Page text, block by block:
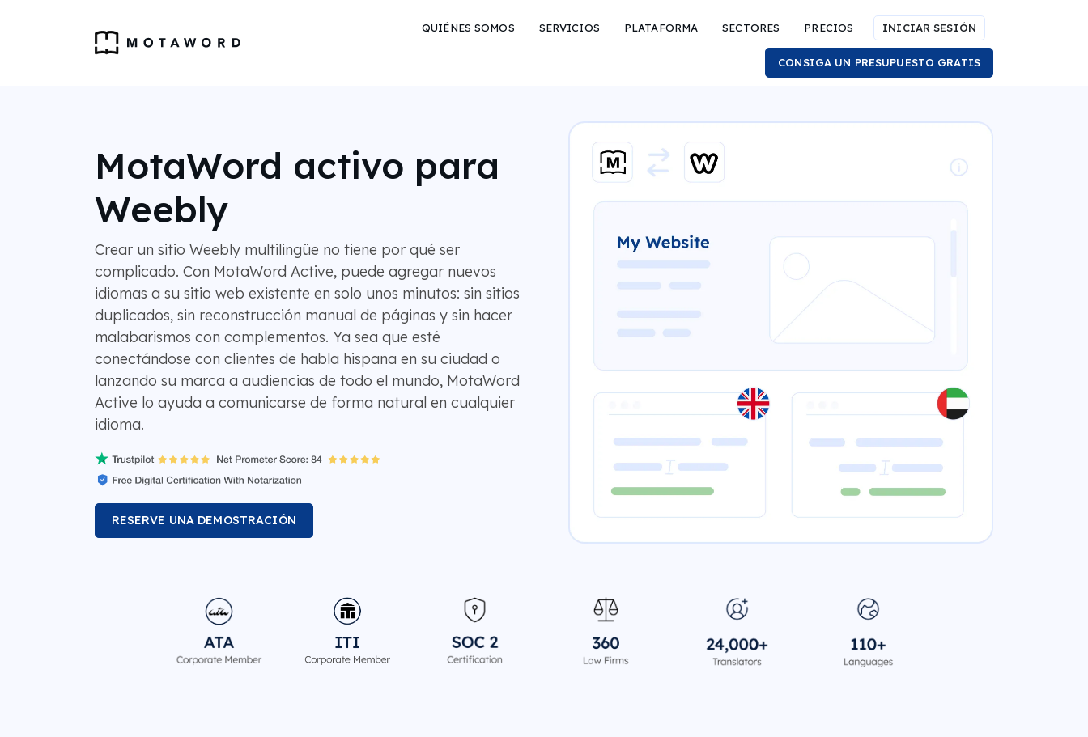
QUIÉNES SOMOS SERVICIOS PLATAFORMA SECTORES PRECIOS INICIAR SESIÓN
CONSIGA UN PRESUPUESTO GRATIS
MotaWord activo para
Weebly
Crear un sitio Weebly multilingüe no tiene por qué ser
complicado. Con MotaWord Active, puede agregar nuevos
idiomas a su sitio web existente en solo unos minutos: sin sitios
duplicados, sin reconstrucción manual de páginas y sin hacer
malabarismos con complementos. Ya sea que esté
conectándose con clientes de habla hispana en su ciudad o
lanzando su marca a audiencias de todo el mundo, MotaWord
Active lo ayuda a comunicarse de forma natural en cualquier
idioma.
RESERVE UNA DEMOSTRACIÓN